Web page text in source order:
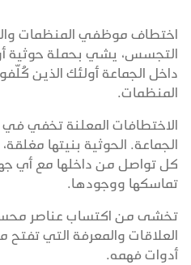
اختطاف موظفي المنظمات
التجسس، يشي بحملة حوثية
داخل الجماعة أولئك الذين
المنظمات.
الاختطافات المعلنة تخفي
الجماعة. الحوثية بنيتها
كل تواصل من داخلها مع أي
تماسكها ووجودها.
تخشى من اكتساب عناصر
العلاقات والمعرفة التي
أدوات فهمه.